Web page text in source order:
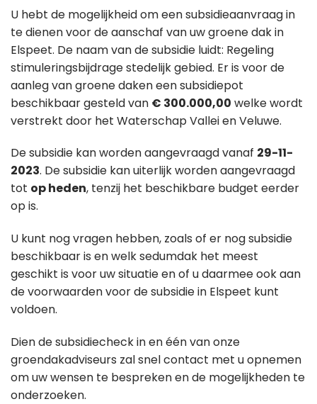
U hebt de mogelijkheid om een subsidieaanvraag in
te dienen voor de aanschaf van uw groene dak in
Elspeet. De naam van de subsidie luidt: Regeling
stimuleringsbijdrage stedelijk gebied. Er is voor de
aanleg van groene daken een subsidiepot
beschikbaar gesteld van € 300.000,00 welke wordt
verstrekt door het Waterschap Vallei en Veluwe.
De subsidie kan worden aangevraagd vanaf 29-11-
2023. De subsidie kan uiterlijk worden aangevraagd
tot op heden, tenzij het beschikbare budget eerder
op is.
U kunt nog vragen hebben, zoals of er nog subsidie
beschikbaar is en welk sedumdak het meest
geschikt is voor uw situatie en of u daarmee ook aan
de voorwaarden voor de subsidie in Elspeet kunt
voldoen.
Dien de subsidiecheck in en één van onze
groendakadviseurs zal snel contact met u opnemen
om uw wensen te bespreken en de mogelijkheden te
onderzoeken.